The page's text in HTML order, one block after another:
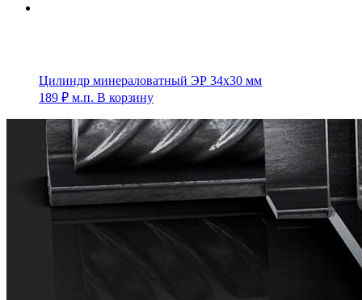
Цилиндр минераловатный ЭР 34х30 мм
189 ₽ м.п. В корзину